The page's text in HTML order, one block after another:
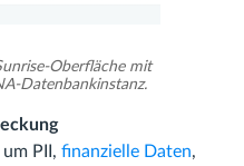
Oberfläche mit
Datenbankinstanz.
PII, finanzielle Daten,